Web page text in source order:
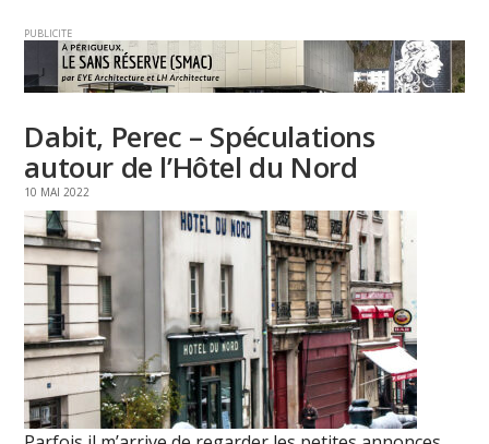
PUBLICITE
Dabit, Perec – Spéculations
autour de l’Hôtel du Nord
10 MAI 2022